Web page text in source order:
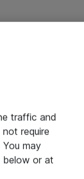
traffic and
require
may
below or at